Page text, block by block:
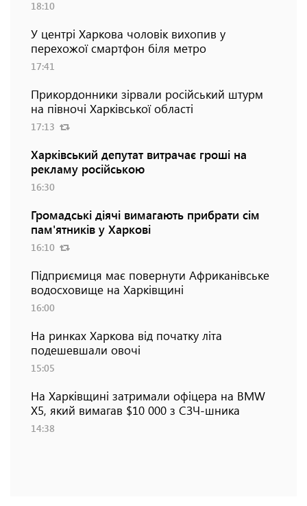
18:10
У центрі Харкова чоловік вихопив у
перехожої смартфон біля метро
17:41
Прикордонники зірвали російський штурм
на півночі Харківської області
17:13
Харківський депутат витрачає гроші на
рекламу російською
16:30
Громадські діячі вимагають прибрати сім
пам'ятників у Харкові
16:10
Підприємиця має повернути Африканівське
водосховище на Харківщині
16:00
На ринках Харкова від початку літа
подешевшали овочі
15:05
На Харківщині затримали офіцера на BMW
Х5, який вимагав $10 000 з СЗЧ-шника
14:38